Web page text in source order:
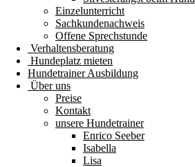
Einzelunterricht
Sachkundenachweis
Offene Sprechstunde
Verhaltensberatung
Hundeplatz mieten
Hundetrainer Ausbildung
Über uns
Preise
Kontakt
unsere Hundetrainer
Enrico Seeber
Isabella
Lisa